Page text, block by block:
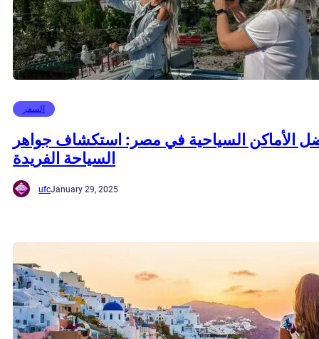
السفر
الأماكن السياحية في مصر: استكشاف جواهر
السياحة الفريدة
ufcJanuary 29, 2025